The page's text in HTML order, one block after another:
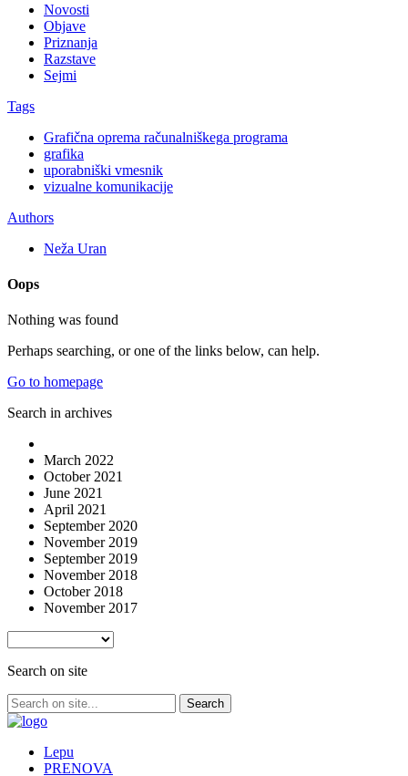
Novosti
Objave
Priznanja
Razstave
Sejmi
Tags
Grafična oprema računalniškega programa
grafika
uporabniški vmesnik
vizualne komunikacije
Authors
Neža Uran
Oops
Nothing was found
Perhaps searching, or one of the links below, can help.
Go to homepage
Search in archives
March 2022
October 2021
June 2021
April 2021
September 2020
November 2019
September 2019
November 2018
October 2018
November 2017
Search on site
Lepu
PRENOVA